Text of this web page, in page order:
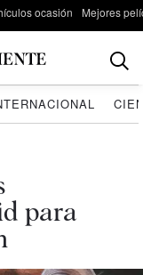
ocasión Mejores
para